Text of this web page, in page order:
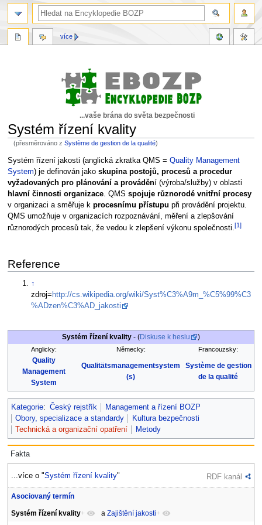
...vaše brána do světa bezpečnosti
Systém řízení kvality
(přesměrováno zSystème de gestion de la qualité)
Skočit
na
navigaci
Skočit
na
vyhledávání
Systém řízení jakosti (anglická zkratka QMS = Quality Management
System) je definován jako skupina postojů, procesů a procedur
vyžadovaných pro plánování a provádění (výroba/služby) v oblasti
hlavní činnosti organizace. QMS spojuje různorodé vnitřní procesy
v organizaci a směřuje k procesnímu přístupu při provádění projektu.
QMS umožňuje v organizacích rozpoznávání, měření a zlepšování
různorodých procesů tak, že vedou k zlepšení výkonu společnosti.[1]
Reference
↑
zdroj= http://cs.wikipedia.org/wiki/Syst%C3%A9m_%C5%99%C3
%ADzen%C3%AD_jakosti
Systém řízení kvality - (Diskuse k heslu )
Anglicky: Německy: Francouzsky:
Quality
Management
System
Qualitätsmanagementsystem
(s)
Système de gestion
de la qualité
Kategorie: Český rejstřík
Management a řízení BOZP
Obory, specializace a standardy
Kultura bezpečnosti
Technická a organizační opatření
Metody
Fakta
...více o "Systém řízení kvality" RDF kanál
Asociovaný termín
Systém řízení kvality+ a Zajištění jakosti+
více